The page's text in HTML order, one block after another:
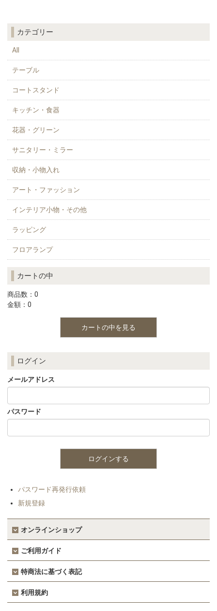
カテゴリー
All
テーブル
コートスタンド
キッチン・食器
花器・グリーン
サニタリー・ミラー
収納・小物入れ
アート・ファッション
インテリア小物・その他
ラッピング
フロアランプ
カートの中
商品数：0
金額：0
カートの中を見る
ログイン
メールアドレス
パスワード
パスワード再発行依頼
新規登録
オンラインショップ
ご利用ガイド
特商法に基づく表記
利用規約